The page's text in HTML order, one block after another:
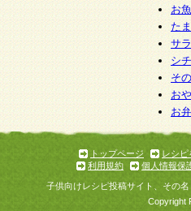
お
た
サ
シ
そ
お
お
トップページ
レシピ
利用規約
個人情報保
子供向けレシピ投稿サイト、その
Copyright